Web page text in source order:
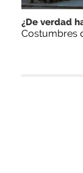
¿De verdad
Costumbres